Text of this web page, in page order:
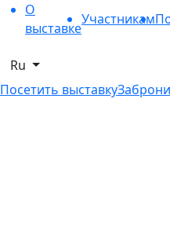
О
выставке
Участникам
Ru
Посетить выставку